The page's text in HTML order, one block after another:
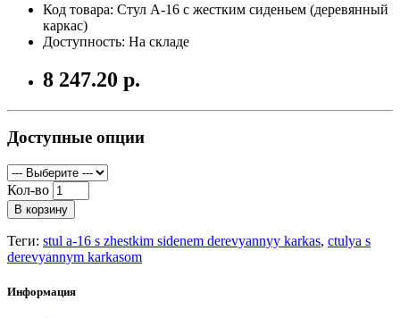
Код товара: Стул А-16 с жестким сиденьем (деревянный
каркас)
Доступность: На складе
8 247.20 р.
Доступные опции
Кол-во
В корзину
Теги: stul a-16 s zhestkim sidenem derevyannyy karkas, ctulya s
derevyannym karkasom
Информация